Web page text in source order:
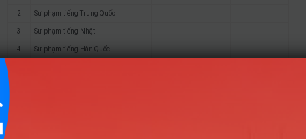
2 Sư phạm tiếng Trung Quốc
3 Sư phạm tiếng Nhật
4 Sư phạm tiếng Hàn Quốc